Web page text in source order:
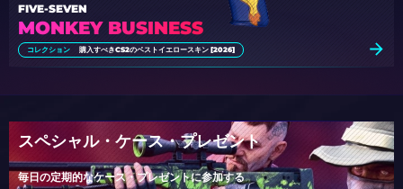
MONKEY BUSINESS
FIVE-SEVEN
コレクション 購入すべきCS2のベストイエロースキン [2026]
スペシャル・ケース・プレゼント
毎日の定期的なケース・プレゼントに参加する